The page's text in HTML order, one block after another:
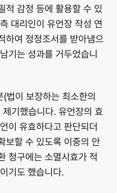
적 감정 등에 활용할 수 있
대리인이 유언장 작성 연
하여 정정조서를 받아냄으
기는 성과를 거두었습니
법이 보장하는 최소한의
기했습니다. 유언장의 효
이 유효하다고 판단되더
보할 수 있도록 이중의 안
청구에는 소멸시효가 적
기도 했습니다.